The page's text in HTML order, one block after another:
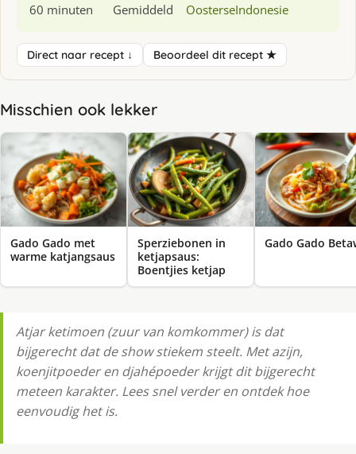
60 minuten Gemiddeld OosterseIndonesie
Direct naar recept ↓ Beoordeel dit recept ★
Misschien ook lekker
Gado Gado met
warme katjangsaus
Sperziebonen in
ketjapsaus:
Boentjies ketjap
Gado Gado
Atjar ketimoen (zuur van komkommer) is dat
bijgerecht dat de show stiekem steelt. Met azijn,
koenjitpoeder en djahépoeder krijgt dit bijgerecht
meteen karakter. Lees snel verder en ontdek hoe
eenvoudig het is.